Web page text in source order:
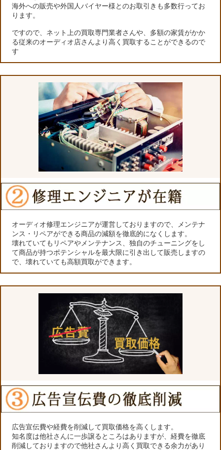
海外への販売や外国人バイヤー様とのお取引きも多数行ってお
ります。
ですので、ネット上の買取専門業者さんや、多額の家賃がかか
る従来のオーディオ店さんより高く買取することができるので
す
オーディオ修理エンジニアが運営しておりますので、メンテナ
ンス・リペアができる商品の減額を徹底的になくします。
壊れていてもリペアやメンテナンス、独自のチューニングをし
て商品が持つポテンシャルを最大限に引き出して販売しますの
で、壊れていても高額買取ができます。
広告宣伝費や経費を削減して買取価格を高くします。
知名度は他社さんに一歩譲るところはありますが、経費を徹底
削減しておりますので他社さんより高く買取できる余力があり